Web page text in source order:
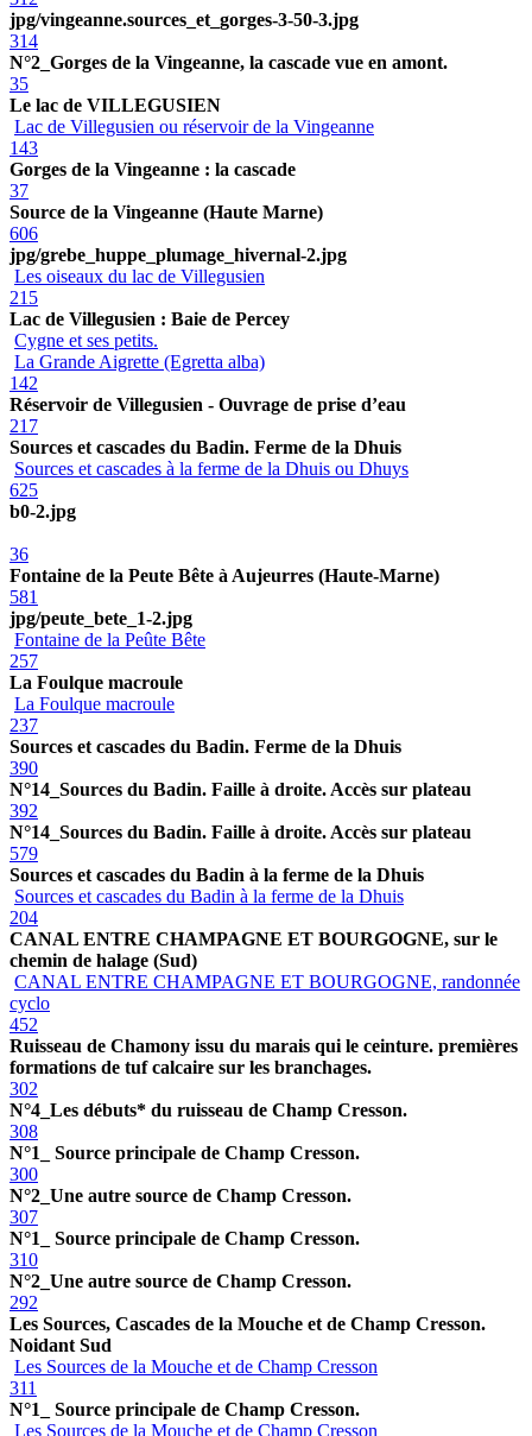
jpg/vingeanne.sources_et_gorges-3-50-3.jpg
314
N°2_Gorges de la Vingeanne, la cascade vue en amont.
35
Le lac de VILLEGUSIEN
Lac de Villegusien ou réservoir de la Vingeanne
143
Gorges de la Vingeanne : la cascade
37
Source de la Vingeanne (Haute Marne)
606
jpg/grebe_huppe_plumage_hivernal-2.jpg
Les oiseaux du lac de Villegusien
215
Lac de Villegusien : Baie de Percey
Cygne et ses petits.
La Grande Aigrette (Egretta alba)
142
Réservoir de Villegusien - Ouvrage de prise d’eau
217
Sources et cascades du Badin. Ferme de la Dhuis
Sources et cascades à la ferme de la Dhuis ou Dhuys
625
b0-2.jpg
36
Fontaine de la Peute Bête à Aujeurres (Haute-Marne)
581
jpg/peute_bete_1-2.jpg
Fontaine de la Peûte Bête
257
La Foulque macroule
La Foulque macroule
237
Sources et cascades du Badin. Ferme de la Dhuis
390
N°14_Sources du Badin. Faille à droite. Accès sur plateau
392
N°14_Sources du Badin. Faille à droite. Accès sur plateau
579
Sources et cascades du Badin à la ferme de la Dhuis
Sources et cascades du Badin à la ferme de la Dhuis
204
CANAL ENTRE CHAMPAGNE ET BOURGOGNE, sur le
chemin de halage (Sud)
CANAL ENTRE CHAMPAGNE ET BOURGOGNE, randonnée
cyclo
452
Ruisseau de Chamony issu du marais qui le ceinture. premières
formations de tuf calcaire sur les branchages.
302
N°4_Les débuts* du ruisseau de Champ Cresson.
308
N°1_ Source principale de Champ Cresson.
300
N°2_Une autre source de Champ Cresson.
307
N°1_ Source principale de Champ Cresson.
310
N°2_Une autre source de Champ Cresson.
292
Les Sources, Cascades de la Mouche et de Champ Cresson.
Noidant Sud
Les Sources de la Mouche et de Champ Cresson
311
N°1_ Source principale de Champ Cresson.
Les Sources de la Mouche et de Champ Cresson